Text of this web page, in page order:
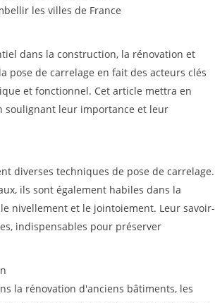
les villes de France
dans la construction, la rénovation et
pose de carrelage en fait des acteurs clés
et fonctionnel. Cet article mettra en
soulignant leur importance et leur
diverses techniques de pose de carrelage.
ils sont également habiles dans la
nivellement et le jointoiement. Leur savoir-
indispensables pour préserver
la rénovation d'anciens bâtiments, les